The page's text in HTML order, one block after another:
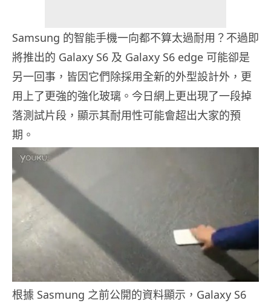
Samsung 的智能手機一向都不算太過耐用？不過即
將推出的 Galaxy S6 及 Galaxy S6 edge 可能卻是
另一回事，皆因它們除採用全新的外型設計外，更
用上了更強的強化玻璃。今日網上更出現了一段掉
落測試片段，顯示其耐用性可能會超出大家的預
期。
根據 Sasmung 之前公開的資料顯示，Galaxy S6